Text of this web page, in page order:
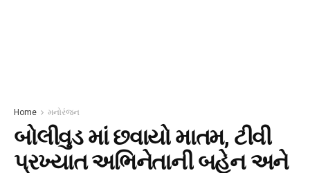
Home મનોરંજન
બોલીવુડ માં છવાયો માતમ, ટીવી
પ્રખ્યાત અભિનેતાની બહેન અને